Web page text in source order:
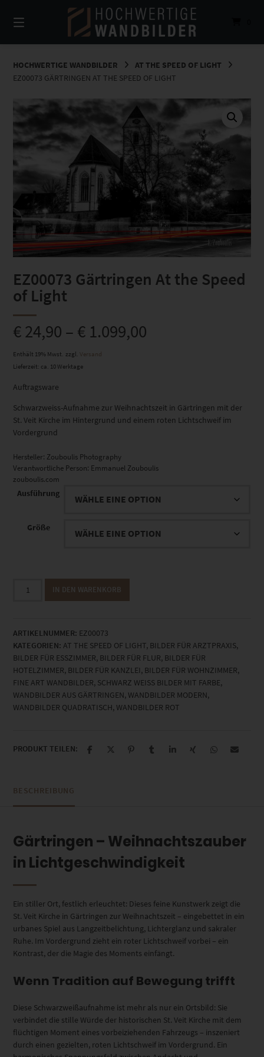
zum
Inhalt
HOCHWERTIGE WANDBILDER
AT THE SPEED OF LIGHT
EZ00073 GÄRTRINGEN AT THE SPEED OF LIGHT
EZ00073 Gärtringen At the Speed
of Light
€24,90 – € 1.099,00
Enthält 19% Mwst. zzgl. Versand
Lieferzeit: ca. 10 Werktage
Auftragsware
Schwarzweiss-Aufnahme zur Weihnachtszeit in Gärtringen mit der
St. Veit Kirche im Hintergrund und einem roten Lichtschweif im
Vordergrund
Hersteller: Zouboulis Photography
Verantwortliche Person: Emmanuel Zouboulis
zouboulis.com
Ausführung
Größe
Gärtringen
Speed
of
Light
Menge
IN DEN WARENKORB
ARTIKELNUMMER: EZ00073
KATEGORIEN: AT THE SPEED OF LIGHT, BILDER FÜR ARZTPRAXIS,
BILDER FÜR ESSZIMMER, BILDER FÜR FLUR, BILDER FÜR
HOTELZIMMER, BILDER FÜR KANZLEI, BILDER FÜR WOHNZIMMER,
FINE ART WANDBILDER, SCHWARZ WEISS BILDER MIT FARBE ,
WANDBILDER AUS GÄRTRINGEN, WANDBILDER MODERN,
WANDBILDER QUADRATISCH, WANDBILDER ROT
PRODUKT TEILEN:
BESCHREIBUNG
Gärtringen – Weihnachtszauber
in Lichtgeschwindigkeit
Ein stiller Ort, festlich erleuchtet: Dieses feine Kunstwerk zeigt die
St. Veit Kirche in Gärtringen zur Weihnachtszeit – eingebettet in ein
urbanes Spiel aus Langzeitbelichtung, Lichterglanz und sakraler
Ruhe. Im Vordergrund zieht ein roter Lichtschweif vorbei – ein
Kontrast, der die Magie des Moments einfängt.
Wenn Tradition auf Bewegung trifft
Diese Schwarzweißaufnahme ist mehr als nur ein Ortsbild: Sie
verbindet die stille Würde der historischen St. Veit Kirche mit dem
flüchtigen Moment eines vorbeiziehenden Fahrzeugs – inszeniert
durch einen gezielten, roten Lichtschweif im Vordergrund. Ein